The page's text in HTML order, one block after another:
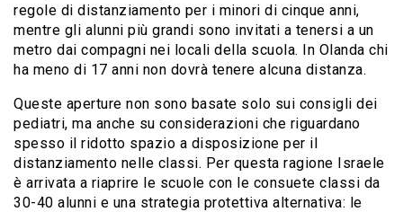
regole di distanziamento per i minori di cinque anni,
mentre gli alunni più grandi sono invitati a tenersi a un
metro dai compagni nei locali della scuola. In Olanda chi
ha meno di 17 anni non dovrà tenere alcuna distanza.
Queste aperture non sono basate solo sui consigli dei
pediatri, ma anche su considerazioni che riguardano
spesso il ridotto spazio a disposizione per il
distanziamento nelle classi. Per questa ragione Israele
è arrivata a riaprire le scuole con le consuete classi da
30-40 alunni e una strategia protettiva alternativa: le